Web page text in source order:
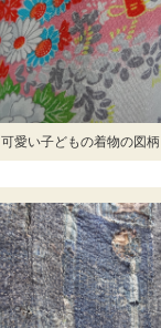
可愛い子どもの着物の図柄